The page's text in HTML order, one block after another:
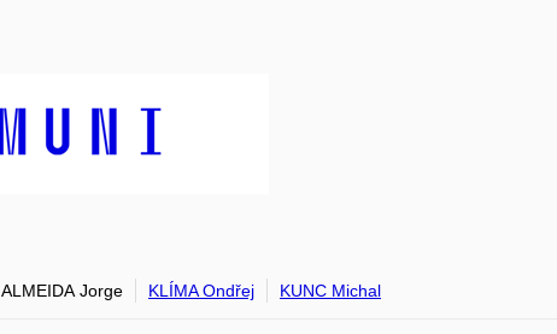
ALMEIDA Jorge KLÍMA Ondřej KUNC Michal